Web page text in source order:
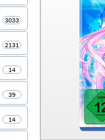
3033
2131
14
39
14